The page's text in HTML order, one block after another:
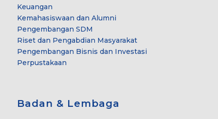
Keuangan
Kemahasiswaan dan Alumni
Pengembangan SDM
Riset dan Pengabdian Masyarakat
Pengembangan Bisnis dan Investasi
Perpustakaan
Badan & Lembaga